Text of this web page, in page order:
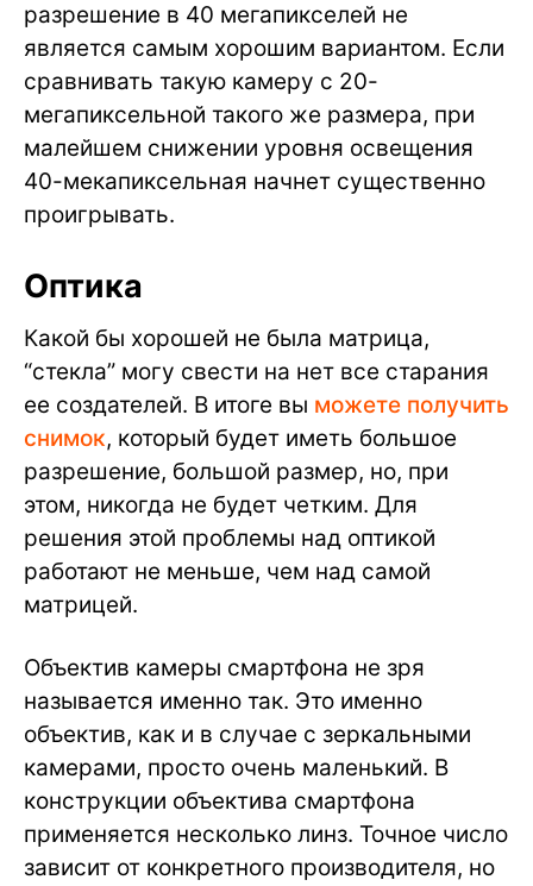
разрешение в 40 мегапикселей не
является самым хорошим вариантом. Если
сравнивать такую камеру с 20-
мегапиксельной такого же размера, при
малейшем снижении уровня освещения
40-мекапиксельная начнет существенно
проигрывать.
Оптика
Какой бы хорошей не была матрица,
“стекла” могу свести на нет все старания
ее создателей. В итоге вы можете получить
снимок, который будет иметь большое
разрешение, большой размер, но, при
этом, никогда не будет четким. Для
решения этой проблемы над оптикой
работают не меньше, чем над самой
матрицей.
Объектив камеры смартфона не зря
называется именно так. Это именно
объектив, как и в случае с зеркальными
камерами, просто очень маленький. В
конструкции объектива смартфона
применяется несколько линз. Точное число
зависит от конкретного производителя, но